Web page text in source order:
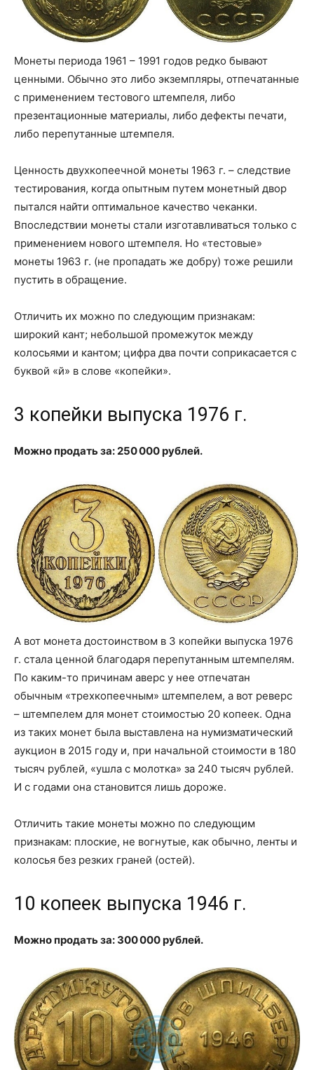
Монеты периода 1961 – 1991 годов редко бывают
ценными. Обычно это либо экземпляры, отпечатанные
с применением тестового штемпеля, либо
презентационные материалы, либо дефекты печати,
либо перепутанные штемпеля.
Ценность двухкопеечной монеты 1963 г. – следствие
тестирования, когда опытным путем монетный двор
пытался найти оптимальное качество чеканки.
Впоследствии монеты стали изготавливаться только с
применением нового штемпеля. Но «тестовые»
монеты 1963 г. (не пропадать же добру) тоже решили
пустить в обращение.
Отличить их можно по следующим признакам:
широкий кант; небольшой промежуток между
колосьями и кантом; цифра два почти соприкасается с
буквой «й» в слове «копейки».
3 копейки выпуска 1976 г.
Можно продать за: 250 000 рублей.
А вот монета достоинством в 3 копейки выпуска 1976
г. стала ценной благодаря перепутанным штемпелям.
По каким-то причинам аверс у нее отпечатан
обычным «трехкопеечным» штемпелем, а вот реверс
– штемпелем для монет стоимостью 20 копеек. Одна
из таких монет была выставлена на нумизматический
аукцион в 2015 году и, при начальной стоимости в 180
тысяч рублей, «ушла с молотка» за 240 тысяч рублей.
И с годами она становится лишь дороже.
Отличить такие монеты можно по следующим
признакам: плоские, не вогнутые, как обычно, ленты и
колосья без резких граней (остей).
10 копеек выпуска 1946 г.
Можно продать за: 300 000 рублей.